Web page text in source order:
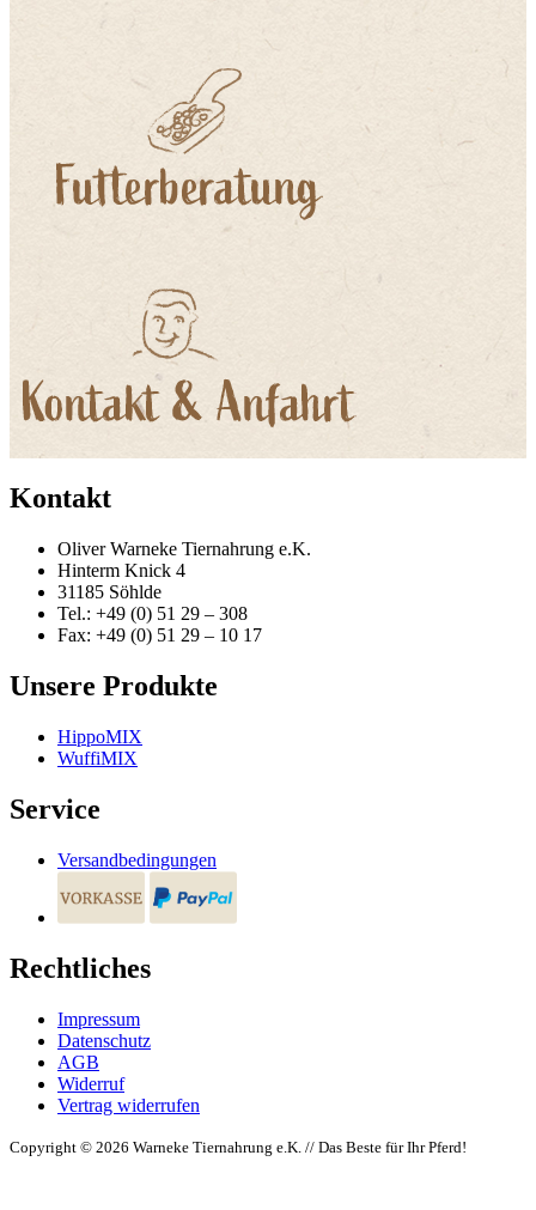
Kontakt
Oliver Warneke Tiernahrung e.K.
Hinterm Knick 4
31185 Söhlde
Tel.: +49 (0) 51 29 – 308
Fax: +49 (0) 51 29 – 10 17
Unsere Produkte
HippoMIX
WuffiMIX
Service
Versandbedingungen
Rechtliches
Impressum
Datenschutz
AGB
Widerruf
Vertrag widerrufen
Copyright © 2026 Warneke Tiernahrung e.K. // Das Beste für Ihr Pferd!